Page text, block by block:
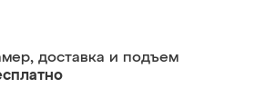
доставка и подъем